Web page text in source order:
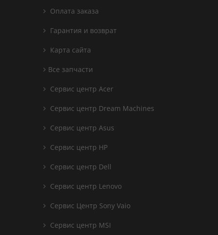
Оплата заказа
Гарантия и возврат
Карта сайта
Все запчасти
Сервис центр Acer
Сервис центр Dream Machines
Сервис центр Asus
Сервис центр HP
Сервис центр Dell
Сервис центр Lenovo
Сервис Центр Sony Vaio
Сервис центр MSI